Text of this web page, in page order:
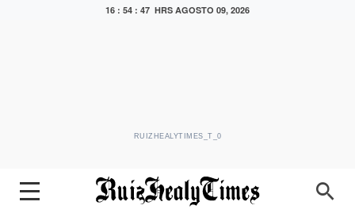
16 : 54 : 48 HRS AGOSTO 09, 2026
RUIZHEALYTIMES_T_0